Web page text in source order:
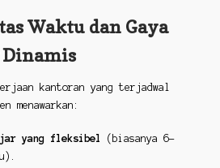
Waktu dan Gaya
kantoran yang terjadwal
menawarkan:
yang fleksibel
(biasanya 6-